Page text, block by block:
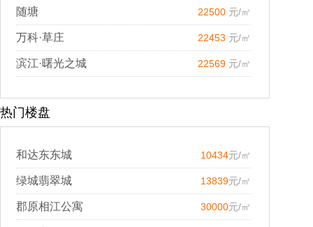
随塘 22500 元/㎡
万科·草庄 22453 元/㎡
滨江·曙光之城 22569 元/㎡
热门楼盘
和达东东城 10434元/㎡
绿城翡翠城 13839元/㎡
郡原相江公寓 30000元/㎡